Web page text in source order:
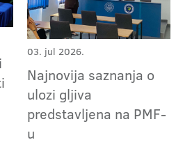
03. jul 2026.
Najnovija saznanja o
ulozi gljiva
predstavljena na PMF-
u